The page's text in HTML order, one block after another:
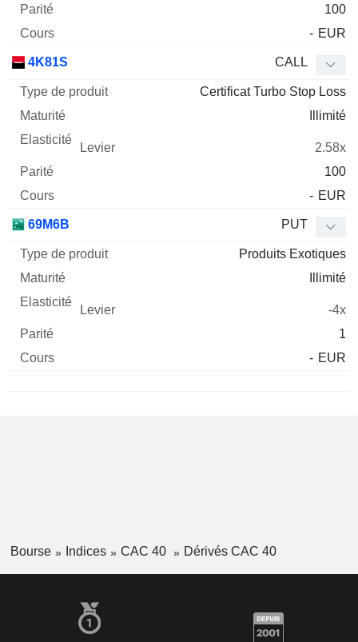
100
- EUR
4K81S CALL
Certificat Turbo Stop Loss
Illimité
2.58x
100
- EUR
69M6B PUT
Produits Exotiques
Illimité
-4x
1
- EUR
Bourse Indices CAC 40 Dérivés CAC 40